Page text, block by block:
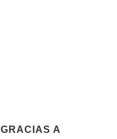
GRACIAS A